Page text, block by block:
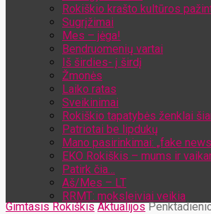
Rokiškio krašto kultūros
Sugrįžimai
Mes – jėga!
Bendruomenių vartai
Iš širdies- į širdį
Žmonės
Laiko ratas
Sveikinimai
Rokiškio tapatybės ženklai
Patriotai be lipdukų
Mano pasirinkimai: „fake
EKO Rokiškis – mums ir
Patirk čia…
Aš/Mes – LT
RRMT: moksleiviai veikia
Gimtasis Rokiškis Aktualijos